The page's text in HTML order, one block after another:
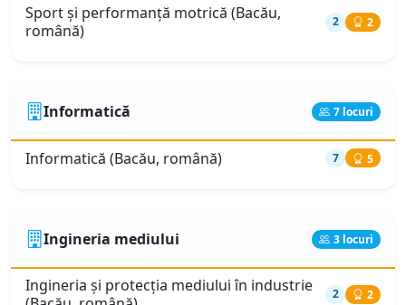
Sport şi performanţă motrică (Bacău,
română)
2 2
Informatică 7 locuri
Informatică (Bacău, română) 7 5
Ingineria mediului 3 locuri
Ingineria şi protecţia mediului în industrie
2 2